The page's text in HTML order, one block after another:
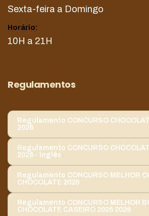
Sexta-feira a Domingo
Horário:
10H a 21H
Regulamentos
Regulamento CONCURSO
2026
Regulamento CONCURSO
2026 - Inglês
Regulamento CONCURSO MELHOR
CHOCOLATE 2026
Regulamento CONCURSO MELHOR
CHOCOLATE CASEIRO 2026 2026